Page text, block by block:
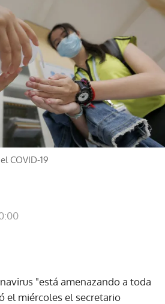
COVID-19
"está amenazando a toda
el miércoles el secretario